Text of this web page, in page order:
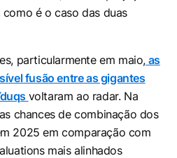
é o caso das duas
particularmente em maio, as
fusão entre as gigantes
voltaram ao radar. Na
chances de combinação dos
2025 em comparação com
mais alinhados